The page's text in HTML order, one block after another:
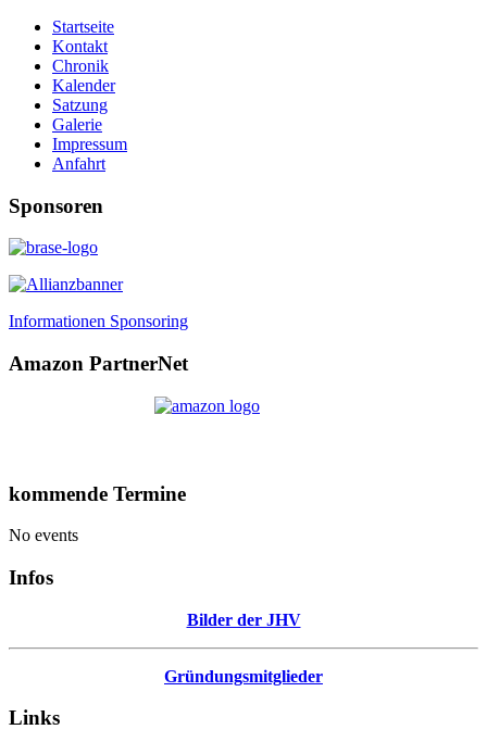
Startseite
Kontakt
Chronik
Kalender
Satzung
Galerie
Impressum
Anfahrt
Sponsoren
Informationen Sponsoring
Amazon PartnerNet
kommende Termine
No events
Infos
Bilder der JHV
Gründungsmitglieder
Links